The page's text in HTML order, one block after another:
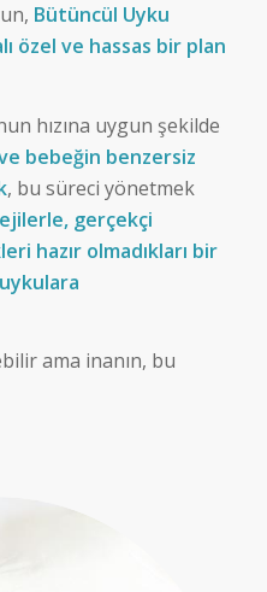
Bütüncül Uyku
özel ve hassas bir plan
hızına uygun şekilde
bebeğin benzersiz
, bu süreci yönetmek
gerçekçi
hazır olmadıkları bir
ama inanın, bu